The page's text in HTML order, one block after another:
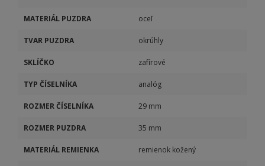
MATERIÁL PUZDRA oceľ
TVAR PUZDRA okrúhly
SKLÍČKO zafírové
TYP ČÍSELNÍKA analóg
ROZMER ČÍSELNÍKA 29 mm
ROZMER PUZDRA 35 mm
MATERIÁL REMIENKA remienok kožený